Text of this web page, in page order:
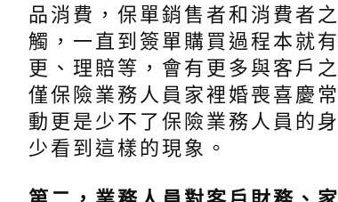
品消費，保單銷售者和消費者
觸，一直到簽單購買過程本就
更、理賠等，會有更多與客戶
僅保險業務人員家裡婚喪喜慶
動更是少不了保險業務人員的
少看到這樣的現象。